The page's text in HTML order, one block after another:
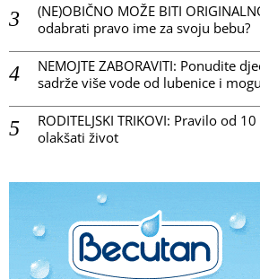
(NE)OBIČNO MOŽE BITI
odabrati pravo ime za svoju bebu?
NEMOJTE ZABORAVITI: Ponudite
sadrže više vode od lubenice i
RODITELJSKI TRIKOVI: Pravilo od
olakšati život